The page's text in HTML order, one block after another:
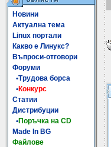
Новини
Актуална тема
Linux портали
Какво е Линукс?
Въпроси-отговори
Форуми
•Трудова борса
•Конкурс
Статии
Дистрибуции
•Поръчка на CD
Made In BG
Файлове